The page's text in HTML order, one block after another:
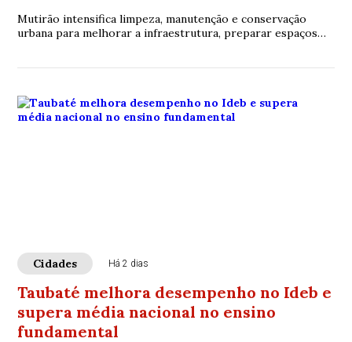
Mutirão intensifica limpeza, manutenção e conservação
urbana para melhorar a infraestrutura, preparar espaços
Cidades Há 2 dias
Taubaté melhora desempenho no Ideb e
supera média nacional no ensino
fundamental